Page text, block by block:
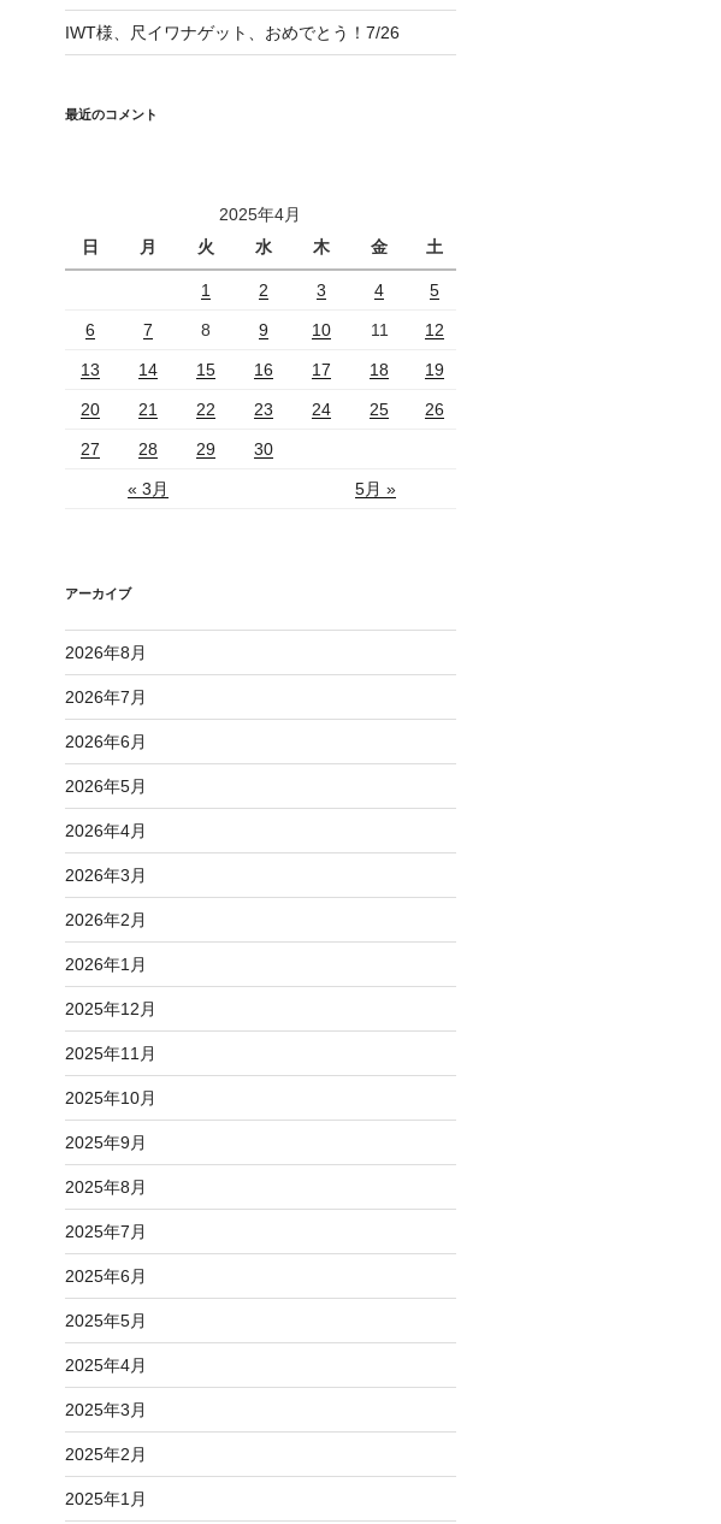
IWT様、尺イワナゲット、おめでとう！7/26
最近のコメント
2025年4月
日
月 火 水 木 金 土
« 3月 5月 »
1 2 3 4 5
6 7 8 9 10 11 12
13 14 15 16 17 18 19
20 21 22 23 24 25 26
27 28 29 30
アーカイブ
2026年8月
2026年7月
2026年6月
2026年5月
2026年4月
2026年3月
2026年2月
2026年1月
2025年12月
2025年11月
2025年10月
2025年9月
2025年8月
2025年7月
2025年6月
2025年5月
2025年4月
2025年3月
2025年2月
2025年1月